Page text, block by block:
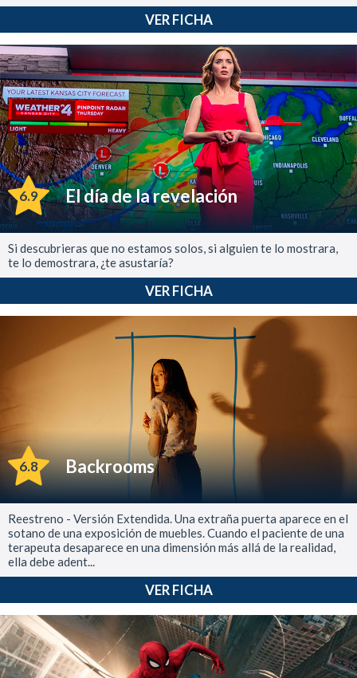
VER FICHA
6.9 El día de la revelación
Si descubrieras que no estamos solos, si alguien te lo mostrara,
te lo demostrara, ¿te asustaría?
VER FICHA
6.8 Backrooms
Reestreno - Versión Extendida. Una extraña puerta aparece en el
sotano de una exposición de muebles. Cuando el paciente de una
terapeuta desaparece en una dimensión más allá de la realidad,
ella debe adent...
VER FICHA